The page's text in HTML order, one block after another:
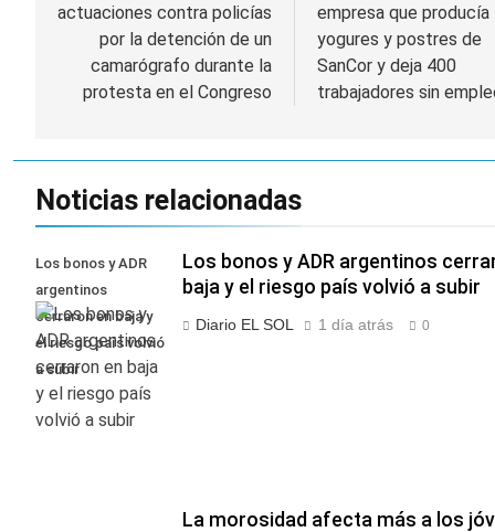
entradas
actuaciones contra policías
por la detención de un
camarógrafo durante la
protesta en el Congreso
empresa que producía
yogures y postres de
SanCor y deja 400
trabajadores sin
Noticias relacionadas
Los bonos y ADR
argentinos
cerraron en baja y
el riesgo país volvió
a subir
Los bonos y ADR argentinos
baja y el riesgo país volvió a subir
Diario EL SOL 1 día atrás 0
La morosidad afecta más a los